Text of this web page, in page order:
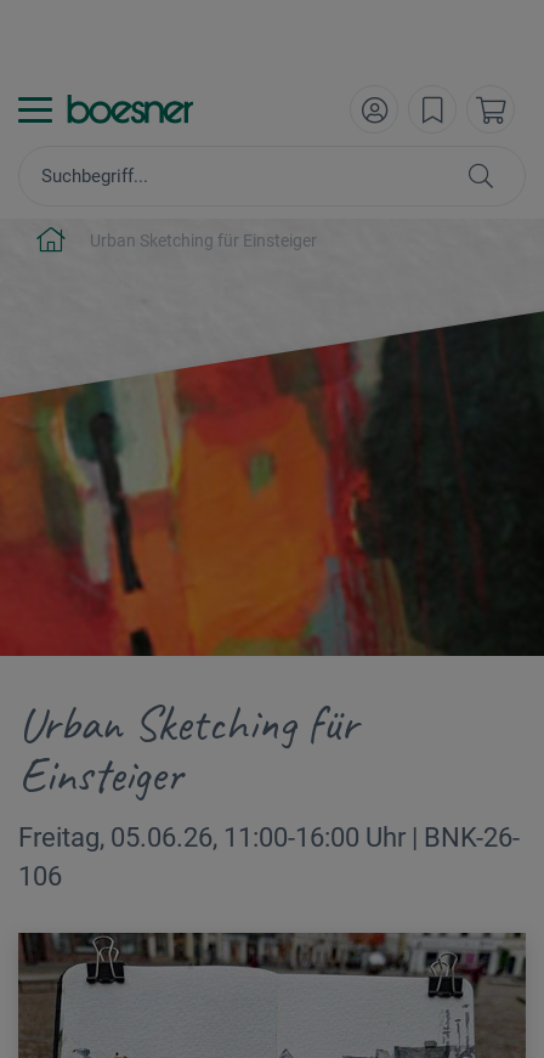
Urban Sketching für Einsteiger
Urban Sketching für
Einsteiger
Freitag, 05.06.26, 11:00-16:00 Uhr | BNK-26-
106